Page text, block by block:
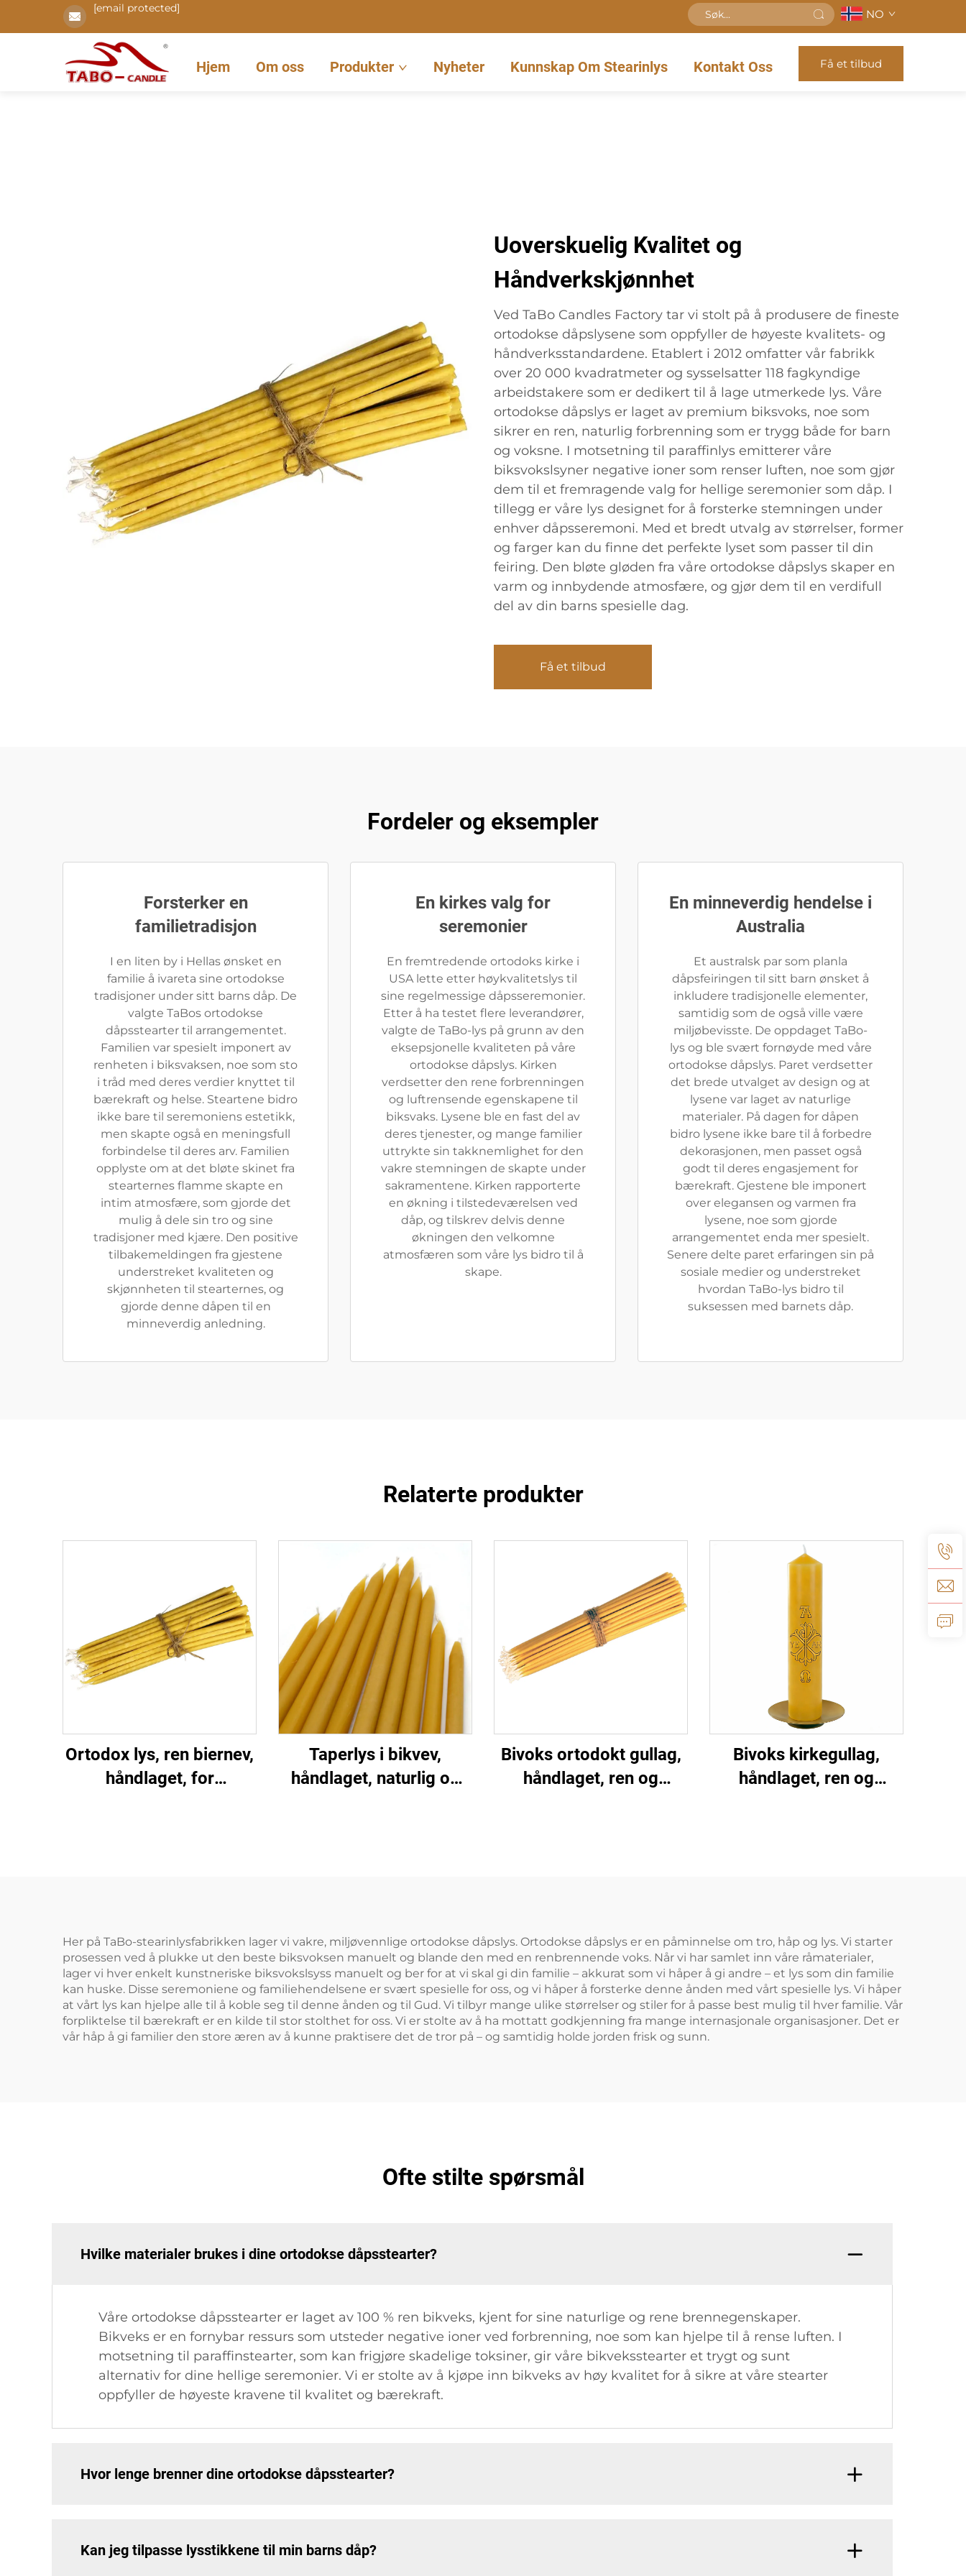
[email protected] NO
Hjem Om oss Produkter Nyheter Kunnskap Om Stearinlys Kontakt Oss Få et tilbud
Uoverskuelig Kvalitet og
Håndverkskjønnhet
Ved TaBo Candles Factory tar vi stolt på å produsere de fineste
ortodokse dåpslysene som oppfyller de høyeste kvalitets- og
håndverksstandardene. Etablert i 2012 omfatter vår fabrikk
over 20 000 kvadratmeter og sysselsatter 118 fagkyndige
arbeidstakere som er dedikert til å lage utmerkede lys. Våre
ortodokse dåpslys er laget av premium biksvoks, noe som
sikrer en ren, naturlig forbrenning som er trygg både for barn
og voksne. I motsetning til paraffinlys emitterer våre
biksvokslsyner negative ioner som renser luften, noe som gjør
dem til et fremragende valg for hellige seremonier som dåp. I
tillegg er våre lys designet for å forsterke stemningen under
enhver dåpsseremoni. Med et bredt utvalg av størrelser, former
og farger kan du finne det perfekte lyset som passer til din
feiring. Den bløte gløden fra våre ortodokse dåpslys skaper en
varm og innbydende atmosfære, og gjør dem til en verdifull
del av din barns spesielle dag.
Få et tilbud
Fordeler og eksempler
Forsterker en
familietradisjon
I en liten by i Hellas ønsket en
familie å ivareta sine ortodokse
tradisjoner under sitt barns dåp. De
valgte TaBos ortodokse
dåpsstearter til arrangementet.
Familien var spesielt imponert av
renheten i biksvaksen, noe som sto
i tråd med deres verdier knyttet til
bærekraft og helse. Steartene bidro
ikke bare til seremoniens estetikk,
men skapte også en meningsfull
forbindelse til deres arv. Familien
opplyste om at det bløte skinet fra
stearternes flamme skapte en
intim atmosfære, som gjorde det
mulig å dele sin tro og sine
tradisjoner med kjære. Den positive
tilbakemeldingen fra gjestene
understreket kvaliteten og
skjønnheten til stearternes, og
gjorde denne dåpen til en
minneverdig anledning.
En kirkes valg for
seremonier
En fremtredende ortodoks kirke i
USA lette etter høykvalitetslys til
sine regelmessige dåpsseremonier.
Etter å ha testet flere leverandører,
valgte de TaBo-lys på grunn av den
eksepsjonelle kvaliteten på våre
ortodokse dåpslys. Kirken
verdsetter den rene forbrenningen
og luftrensende egenskapene til
biksvaks. Lysene ble en fast del av
deres tjenester, og mange familier
uttrykte sin takknemlighet for den
vakre stemningen de skapte under
sakramentene. Kirken rapporterte
en økning i tilstedeværelsen ved
dåp, og tilskrev delvis denne
økningen den velkomne
atmosfæren som våre lys bidro til å
skape.
En minneverdig hendelse i
Australia
Et australsk par som planla
dåpsfeiringen til sitt barn ønsket å
inkludere tradisjonelle elementer,
samtidig som de også ville være
miljøbevisste. De oppdaget TaBo-
lys og ble svært fornøyde med våre
ortodokse dåpslys. Paret verdsetter
det brede utvalget av design og at
lysene var laget av naturlige
materialer. På dagen for dåpen
bidro lysene ikke bare til å forbedre
dekorasjonen, men passet også
godt til deres engasjement for
bærekraft. Gjestene ble imponert
over elegansen og varmen fra
lysene, noe som gjorde
arrangementet enda mer spesielt.
Senere delte paret erfaringen sin på
sosiale medier og understreket
hvordan TaBo-lys bidro til
suksessen med barnets dåp.
Relaterte produkter
Ortodox lys, ren biernev,
håndlaget, for
Taperlys i bikvev,
håndlaget, naturlig og
Bivoks ortodokt gullag,
håndlaget, ren og
Bivoks kirkegullag,
håndlaget, ren og
Her på TaBo-stearinlysfabrikken lager vi vakre, miljøvennlige ortodokse dåpslys. Ortodokse dåpslys er en påminnelse om tro, håp og lys. Vi starter
prosessen ved å plukke ut den beste biksvoksen manuelt og blande den med en renbrennende voks. Når vi har samlet inn våre råmaterialer,
lager vi hver enkelt kunstneriske biksvokslsyss manuelt og ber for at vi skal gi din familie – akkurat som vi håper å gi andre – et lys som din familie
kan huske. Disse seremoniene og familiehendelsene er svært spesielle for oss, og vi håper å forsterke denne ånden med vårt spesielle lys. Vi håper
at vårt lys kan hjelpe alle til å koble seg til denne ånden og til Gud. Vi tilbyr mange ulike størrelser og stiler for å passe best mulig til hver familie. Vår
forpliktelse til bærekraft er en kilde til stor stolthet for oss. Vi er stolte av å ha mottatt godkjenning fra mange internasjonale organisasjoner. Det er
vår håp å gi familier den store æren av å kunne praktisere det de tror på – og samtidig holde jorden frisk og sunn.
Ofte stilte spørsmål
Hvilke materialer brukes i dine ortodokse dåpsstearter?
Våre ortodokse dåpsstearter er laget av 100 % ren bikveks, kjent for sine naturlige og rene brennegenskaper.
Bikveks er en fornybar ressurs som utsteder negative ioner ved forbrenning, noe som kan hjelpe til å rense luften. I
motsetning til paraffinstearter, som kan frigjøre skadelige toksiner, gir våre bikveksstearter et trygt og sunt
alternativ for dine hellige seremonier. Vi er stolte av å kjøpe inn bikveks av høy kvalitet for å sikre at våre stearter
oppfyller de høyeste kravene til kvalitet og bærekraft.
Hvor lenge brenner dine ortodokse dåpsstearter?
Kan jeg tilpasse lysstikkene til min barns dåp?